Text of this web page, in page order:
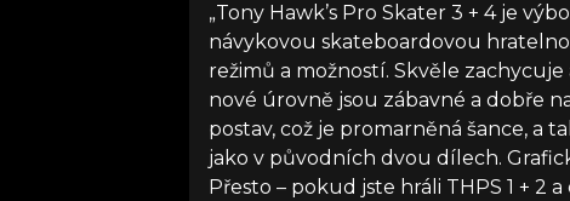
„Tony Hawk’s Pro Skater 3 + 4 je
návykovou skateboardovou
režimů a možností. Skvěle
nové úrovně jsou zábavné a dobře
postav, což je promarněná šance, a
jako v původních dvou dílech.
Přesto – pokud jste hráli THPS 1 + 2